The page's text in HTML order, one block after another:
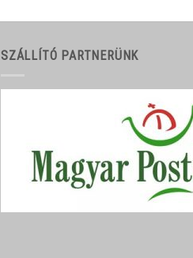
SZÁLLÍTÓ PARTNERÜNK